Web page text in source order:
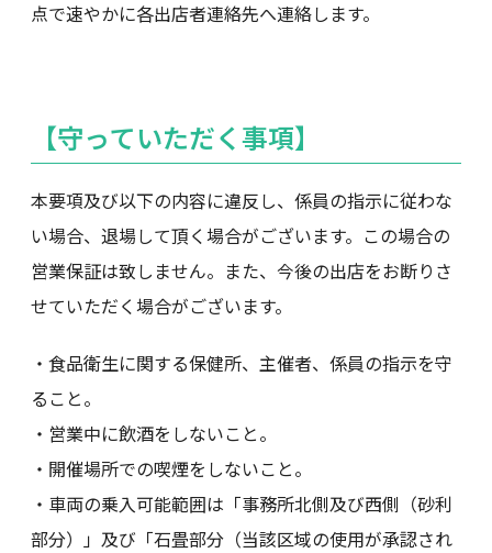
点で速やかに各出店者連絡先へ連絡します。
【守っていただく事項】
本要項及び以下の内容に違反し、係員の指示に従わな
い場合、退場して頂く場合がございます。この場合の
営業保証は致しません。また、今後の出店をお断りさ
せていただく場合がございます。
・食品衛生に関する保健所、主催者、係員の指示を守
ること。
・営業中に飲酒をしないこと。
・開催場所での喫煙をしないこと。
・車両の乗入可能範囲は「事務所北側及び西側（砂利
部分）」及び「石畳部分（当該区域の使用が承認され